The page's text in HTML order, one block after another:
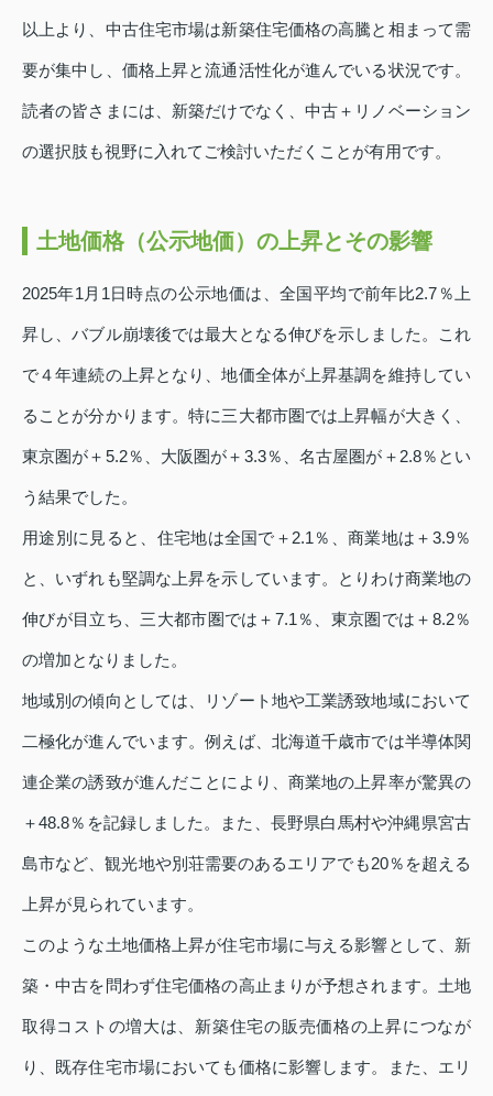
以上より、中古住宅市場は新築住宅価格の高騰と相まって需
要が集中し、価格上昇と流通活性化が進んでいる状況です。
読者の皆さまには、新築だけでなく、中古＋リノベーション
の選択肢も視野に入れてご検討いただくことが有用です。
土地価格（公示地価）の上昇とその影響
2025年1月1日時点の公示地価は、全国平均で前年比2.7％上
昇し、バブル崩壊後では最大となる伸びを示しました。これ
で４年連続の上昇となり、地価全体が上昇基調を維持してい
ることが分かります。特に三大都市圏では上昇幅が大きく、
東京圏が＋5.2％、大阪圏が＋3.3％、名古屋圏が＋2.8％とい
う結果でした。
用途別に見ると、住宅地は全国で＋2.1％、商業地は＋3.9％
と、いずれも堅調な上昇を示しています。とりわけ商業地の
伸びが目立ち、三大都市圏では＋7.1％、東京圏では＋8.2％
の増加となりました。
地域別の傾向としては、リゾート地や工業誘致地域において
二極化が進んでいます。例えば、北海道千歳市では半導体関
連企業の誘致が進んだことにより、商業地の上昇率が驚異の
＋48.8％を記録しました。また、長野県白馬村や沖縄県宮古
島市など、観光地や別荘需要のあるエリアでも20％を超える
上昇が見られています。
このような土地価格上昇が住宅市場に与える影響として、新
築・中古を問わず住宅価格の高止まりが予想されます。土地
取得コストの増大は、新築住宅の販売価格の上昇につなが
り、既存住宅市場においても価格に影響します。また、エリ